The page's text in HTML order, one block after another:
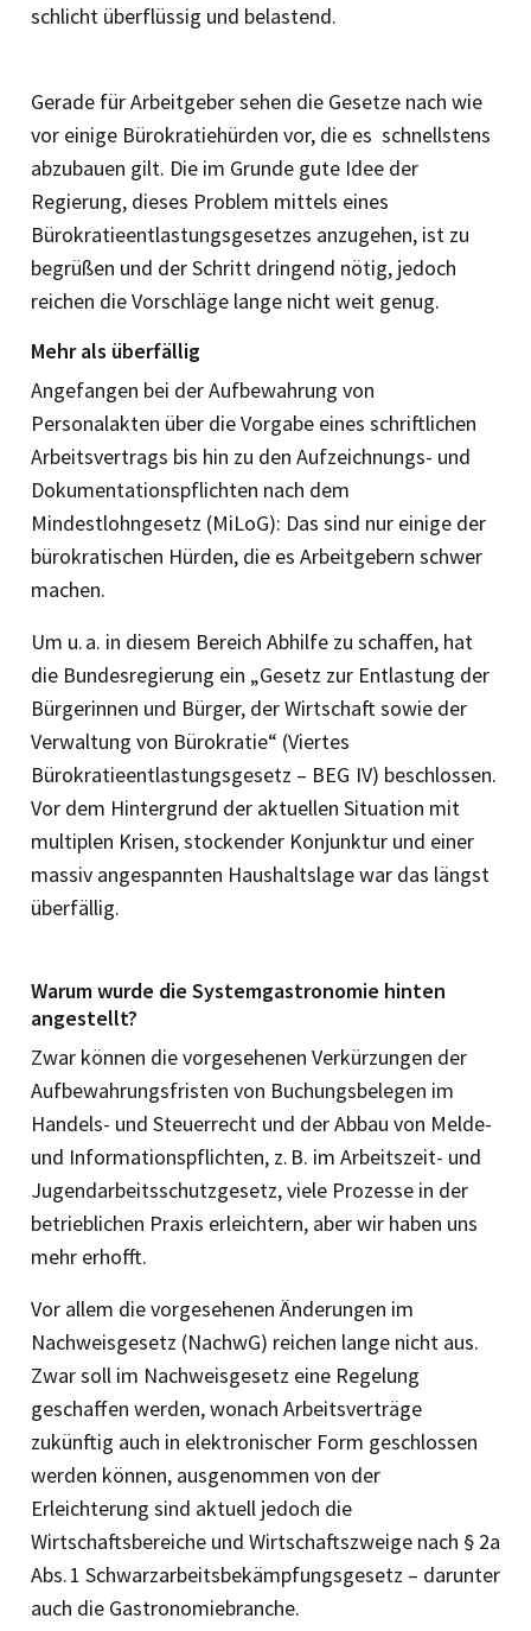
schlicht überflüssig und belastend.
Gerade für Arbeitgeber sehen die Gesetze nach wie
vor einige Bürokratiehürden vor, die es schnellstens
abzubauen gilt. Die im Grunde gute Idee der
Regierung, dieses Problem mittels eines
Bürokratieentlastungsgesetzes anzugehen, ist zu
begrüßen und der Schritt dringend nötig, jedoch
reichen die Vorschläge lange nicht weit genug.
Mehr als überfällig
Angefangen bei der Aufbewahrung von
Personalakten über die Vorgabe eines schriftlichen
Arbeitsvertrags bis hin zu den Aufzeichnungs- und
Dokumentationspflichten nach dem
Mindestlohngesetz (MiLoG): Das sind nur einige der
bürokratischen Hürden, die es Arbeitgebern schwer
machen.
Um u. a. in diesem Bereich Abhilfe zu schaffen, hat
die Bundesregierung ein „Gesetz zur Entlastung der
Bürgerinnen und Bürger, der Wirtschaft sowie der
Verwaltung von Bürokratie“ (Vier­tes
Bürokratieentlastungsgesetz – BEG IV) beschlossen.
Vor dem Hintergrund der aktuellen Situation mit
multiplen Krisen, stockender Konjunktur und einer
massiv angespannten Haushaltslage war das längst
überfällig.
Warum wurde die Systemgastronomie hinten
angestellt?
Zwar können die vorgesehenen Verkürzungen der
Aufbewahrungsfristen von Buchungsbelegen im
Handels- und Steuerrecht und der Abbau von Melde-
und Informationspflichten, z. B. im Arbeitszeit- und
Jugendarbeitsschutzgesetz, viele Prozesse in der
betrieblichen Praxis erleichtern, aber wir haben uns
mehr erhofft.
Vor allem die vorgesehenen Änderungen im
Nachweisgesetz (NachwG) reichen lange nicht aus.
Zwar soll im Nachweisgesetz eine Regelung
geschaffen werden, wonach Arbeitsverträge
zukünftig auch in elektronischer Form geschlossen
werden können, ausgenommen von der
Erleichterung sind aktuell jedoch die
Wirtschaftsbereiche und Wirtschaftszweige nach § 2a
Abs. 1 Schwarzarbeitsbekämpfungsgesetz – darunter
auch die Gas­tronomiebranche.